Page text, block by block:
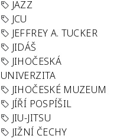
JAZZ
JCU
JEFFREY A. TUCKER
JIDÁŠ
JIHOČESKÁ
UNIVERZITA
JIHOČESKÉ MUZEUM
JÍŘÍ POSPÍŠIL
JIU-JITSU
JIŽNÍ ČECHY